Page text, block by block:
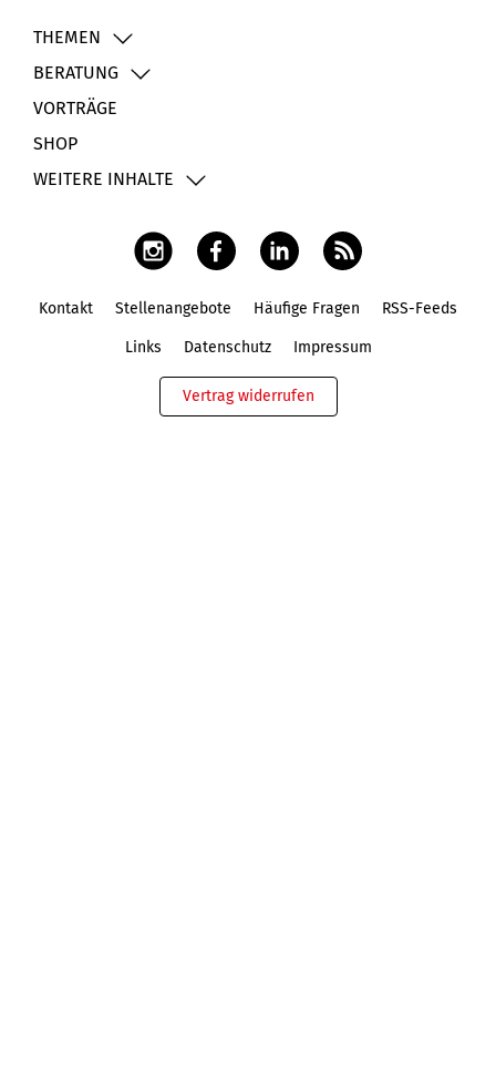
THEMEN
BERATUNG
VORTRÄGE
SHOP
WEITERE INHALTE
Kontakt Stellenangebote Häufige Fragen RSS-Feeds
Links Datenschutz Impressum
Vertrag widerrufen